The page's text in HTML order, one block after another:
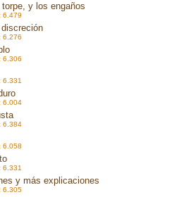
y los engaños
6.479
6.276
6.306
6.004
6.384
6.058
y más explicaciones
6.305